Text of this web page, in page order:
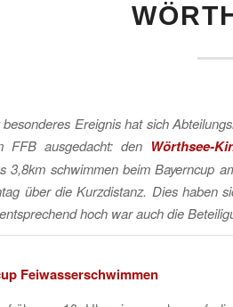
Ereignis hat sich
FFB ausgedacht: den Wörthsee-
3,8km schwimmen beim Bayerncup
über die Kurzdistanz. Dies haben
hoch war auch die
Feiwasserschwimmen